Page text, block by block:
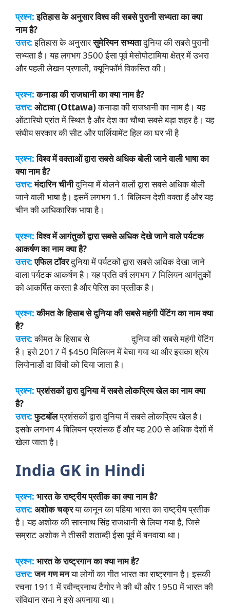
प्रश्न:इतिहास के अनुसार विश्व की सबसे पुरानी सभ्यता का क्या
नाम है?
उत्तर:इतिहास के अनुसारसुमेरियन सभ्यतादुनिया की सबसे पुरानी
सभ्यता है। यह लगभग 3500 ईसा पूर्व मेसोपोटामिया क्षेत्र में उभरा
और पहली लेखन प्रणाली, क्यूनिफॉर्म विकसित की।
प्रश्न: कनाडा की राजधानी का क्या नाम है?
उत्तर: ओटावा (Ottawa)कनाडा की राजधानी का नाम है। यह
ओंटारियो प्रांत में स्थित है और देश का चौथा सबसे बड़ा शहर है। यह
संघीय सरकार की सीट और पार्लियामेंट हिल का घर भी है
प्रश्न:विश्व में वक्ताओं द्वारा सबसे अधिक बोली जाने वाली भाषा का
क्या नाम है?
उत्तर: मंदारिन चीनीदुनिया में बोलने वालों द्वारा सबसे अधिक बोली
जाने वाली भाषा है। इसमें लगभग 1.1 बिलियन देशी वक्ता हैं और यह
चीन की आधिकारिक भाषा है।
प्रश्न:विश्व में आगंतुकों द्वारा सबसे अधिक देखे जाने वाले पर्यटक
आकर्षण का नाम क्या है?
उत्तर: एफिल टॉवरदुनिया में पर्यटकों द्वारा सबसे अधिक देखा जाने
वाला पर्यटक आकर्षण है। यह प्रति वर्ष लगभग 7 मिलियन आगंतुकों
को आकर्षित करता है और पेरिस का प्रतीक है।
प्रश्न:कीमत के हिसाब से दुनिया की सबसे महंगी पेंटिंग का नाम क्या
है?
उत्तर:कीमत के हिसाब से
दुनिया की सबसे महंगी पेंटिंग
है। इसे 2017 में $450 मिलियन में बेचा गया था और इसका श्रेय
लियोनार्डो दा विंची को दिया जाता है।
प्रश्न:प्रशंसकों द्वारा दुनिया में सबसे लोकप्रिय खेल का नाम क्या
है?
उत्तर: फुटबॉलप्रशंसकों द्वारा दुनिया में सबसे लोकप्रिय खेल है।
इसके लगभग 4 बिलियन प्रशंसक हैं और यह 200 से अधिक देशों में
खेला जाता है।
India GK in Hindi
प्रश्न: भारत के राष्ट्रीय प्रतीक का क्या नाम है?
उत्तर: अशोक चक्रया कानून का पहिया भारत का राष्ट्रीय प्रतीक
है। यह अशोक की सारनाथ सिंह राजधानी से लिया गया है, जिसे
सम्राट अशोक ने तीसरी शताब्दी ईसा पूर्व में बनवाया था।
प्रश्न: भारत के राष्ट्रगान का क्या नाम है?
उत्तर: जन गण मनया लोगों का गीत भारत का राष्ट्रगान है। इसकी
रचना 1911 में रवीन्द्रनाथ टैगोर ने की थी और 1950 में भारत की
संविधान सभा ने इसे अपनाया था।